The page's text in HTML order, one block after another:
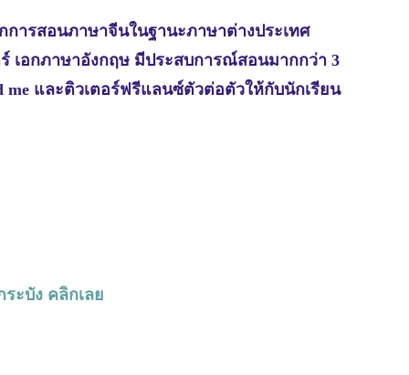
ารสอนภาษาจีนในฐานะภาษาต่างประเทศ
เอกภาษาอังกฤษ มีประสบการณ์สอนมากกว่า 3
และติวเตอร์ฟรีแลนซ์ตัวต่อตัวให้กับนักเรียน
ะบัง คลิกเลย